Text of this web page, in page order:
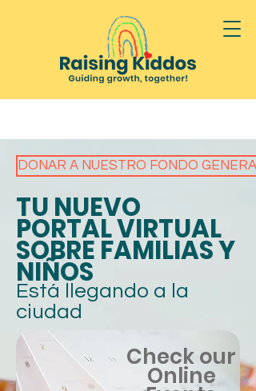
DONAR A NUESTRO FONDO
TU NUEVO
PORTAL VIRTUAL
SOBRE FAMILIAS Y
NIÑOS
Está llegando a la
ciudad
Check our
Online